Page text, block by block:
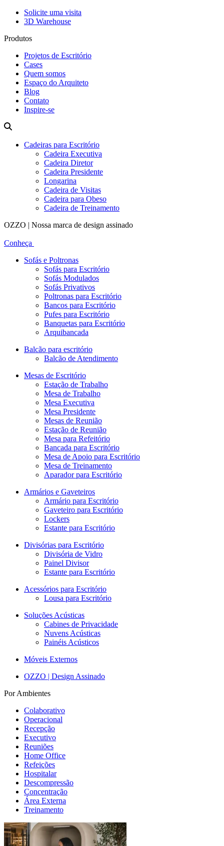
Solicite uma visita
3D Warehouse
Produtos
Projetos de Escritório
Cases
Quem somos
Espaço do Arquiteto
Blog
Contato
Inspire-se
Cadeiras para Escritório
Cadeira Executiva
Cadeira Diretor
Cadeira Presidente
Longarina
Cadeira de Visitas
Cadeira para Obeso
Cadeira de Treinamento
OZZO | Nossa marca de design assinado
Conheça
Sofás e Poltronas
Sofás para Escritório
Sofás Modulados
Sofás Privativos
Poltronas para Escritório
Bancos para Escritório
Pufes para Escritório
Banquetas para Escritório
Arquibancada
Balcão para escritório
Balcão de Atendimento
Mesas de Escritório
Estação de Trabalho
Mesa de Trabalho
Mesa Executiva
Mesa Presidente
Mesas de Reunião
Estação de Reunião
Mesa para Refeitório
Bancada para Escritório
Mesa de Apoio para Escritório
Mesa de Treinamento
Aparador para Escritório
Armários e Gaveteiros
Armário para Escritório
Gaveteiro para Escritório
Lockers
Estante para Escritório
Divisórias para Escritório
Divisória de Vidro
Painel Divisor
Estante para Escritório
Acessórios para Escritório
Lousa para Escritório
Soluções Acústicas
Cabines de Privacidade
Nuvens Acústicas
Painéis Acústicos
Móveis Externos
OZZO | Design Assinado
Por Ambientes
Colaborativo
Operacional
Recepção
Executivo
Reuniões
Home Office
Refeições
Hospitalar
Descompressão
Concentração
Área Externa
Treinamento